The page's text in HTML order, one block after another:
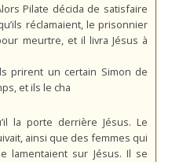
Pilate décida de satisfaire
réclamaient, le prisonnier
meurtre, et il livra Jésus à
prirent un certain Simon de
et ils le cha
la porte derrière Jésus. Le
ainsi que des femmes qui
lamentaient sur Jésus. Il se